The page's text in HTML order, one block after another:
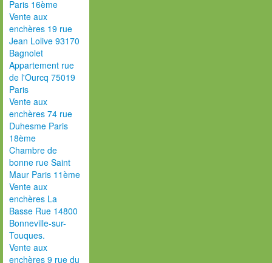
Paris 16ème
Vente aux
enchères 19 rue
Jean Lolive 93170
Bagnolet
Appartement rue
de l'Ourcq 75019
Paris
Vente aux
enchères 74 rue
Duhesme Paris
18ème
Chambre de
bonne rue Saint
Maur Paris 11ème
Vente aux
enchères La
Basse Rue 14800
Bonneville-sur-
Touques.
Vente aux
enchères 9 rue du